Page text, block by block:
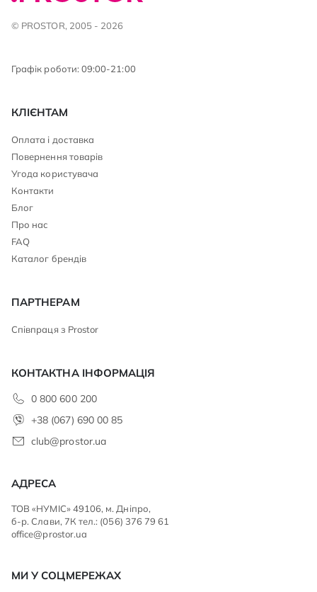
© PROSTOR, 2005 - 2026
Графік роботи: 09:00-21:00
КЛІЄНТАМ
Оплата і доставка
Повернення товарів
Угода користувача
Контакти
Блог
Про нас
FAQ
Каталог брендів
ПАРТНЕРАМ
Співпраця з Prostor
КОНТАКТНА ІНФОРМАЦІЯ
0 800 600 200
+38 (067) 690 00 85
club@prostor.ua
АДРЕСА
ТОВ «НУМІС» 49106, м. Дніпро,
б-р. Слави, 7К тел.: (056) 376 79 61
office@prostor.ua
МИ У СОЦМЕРЕЖАХ